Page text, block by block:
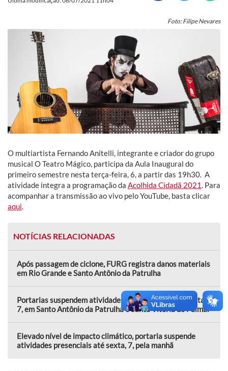
Foto: Filipe Nevares
O multiartista Fernando Anitelli, integrante e criador do grupo
musical O Teatro Mágico, participa da Aula Inaugural do
primeiro semestre nesta terça-feira, 6, a partir das 19h30. A
atividade integra a programação da Acolhida Cidadã 2021. Para
acompanhar a transmissão ao vivo pelo YouTube, basta clicar
aqui.
NOTÍCIAS RELACIONADAS
Após passagem de ciclone, FURG registra danos materiais
em Rio Grande e Santo Antônio da Patrulha
Portarias suspendem atividades presenciais nesta sexta,
7, em Santo Antônio da Patrulha e Santa Vitória do Palmar
Elevado nível de impacto climático, portaria suspende
atividades presenciais até sexta, 7, pela manhã